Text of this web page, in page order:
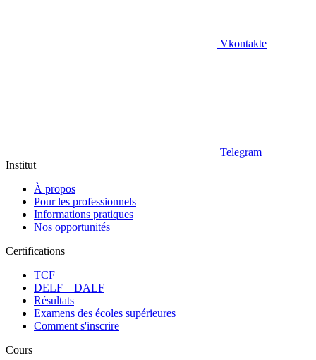
Vkontakte
Telegram
Institut
À propos
Pour les professionnels
Informations pratiques
Nos opportunités
Certifications
TCF
DELF – DALF
Résultats
Examens des écoles supérieures
Comment s'inscrire
Cours